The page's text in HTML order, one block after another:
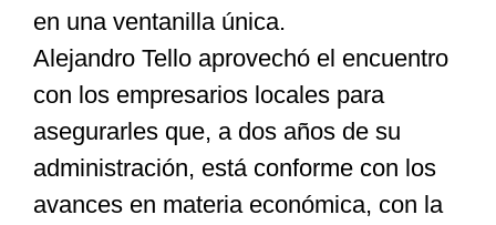
en una ventanilla única.
Alejandro Tello aprovechó el encuentro
con los empresarios locales para
asegurarles que, a dos años de su
administración, está conforme con los
avances en materia económica, con la